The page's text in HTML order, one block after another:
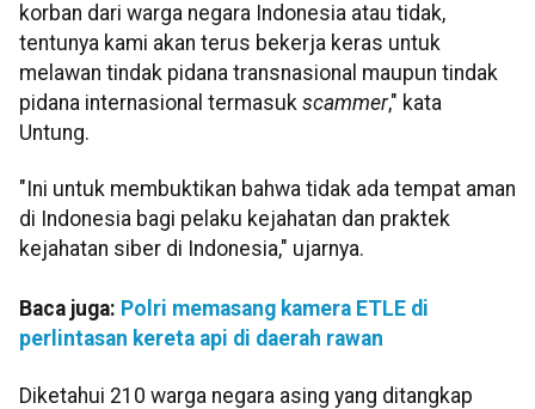
korban dari warga negara Indonesia atau tidak,
tentunya kami akan terus bekerja keras untuk
melawan tindak pidana transnasional maupun tindak
pidana internasional termasuk scammer," kata
Untung.
"Ini untuk membuktikan bahwa tidak ada tempat aman
di Indonesia bagi pelaku kejahatan dan praktek
kejahatan siber di Indonesia," ujarnya.
Baca juga: Polri memasang kamera ETLE di
perlintasan kereta api di daerah rawan
Diketahui 210 warga negara asing yang ditangkap